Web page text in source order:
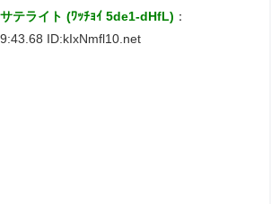
テライト (ﾜｯﾁｮｲ 5de1-dHfL) ：
ID:kIxNmfl10.net